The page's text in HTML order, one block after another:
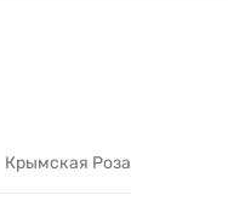
Крымская Роза